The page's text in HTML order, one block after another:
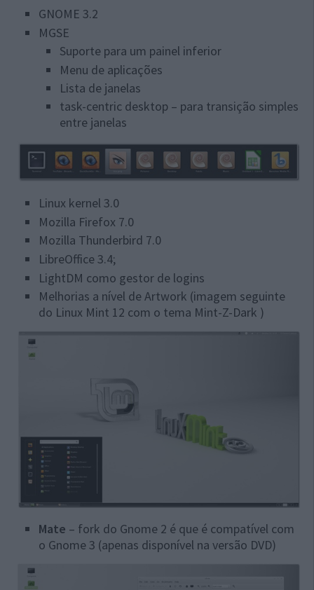
GNOME 3.2
MGSE
Suporte para um painel inferior
Menu de aplicações
Lista de janelas
task-centric desktop – para transição simples
entre janelas
Linux kernel 3.0
Mozilla Firefox 7.0
Mozilla Thunderbird 7.0
LibreOffice 3.4;
LightDM como gestor de logins
Melhorias a nível de Artwork (imagem seguinte
do Linux Mint 12 com o tema Mint-Z-Dark )
Mate – fork do Gnome 2 é que é compatível com
o Gnome 3 (apenas disponível na versão DVD)